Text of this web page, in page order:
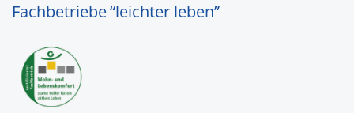
Fachbetriebe “leichter leben”